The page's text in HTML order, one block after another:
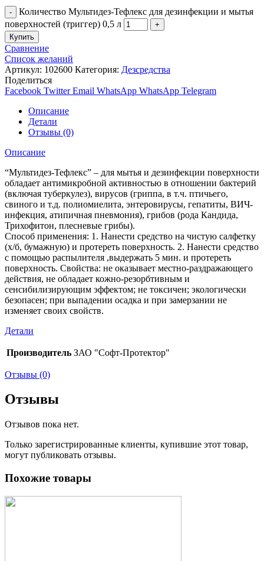
Количество Мультидез-Тефлекс для дезинфекции и мытья
поверхностей (триггер) 0,5 л
Купить
Сравнение
Список желаний
Артикул: 102600 Категория: Дезсредства
Поделиться
Facebook Twitter Email WhatsApp WhatsApp Telegram
Описание
Детали
Отзывы (0)
Описание
“Мультидез-Тефлекс” – для мытья и дезинфекции поверхности
обладает антимикробной активностью в отношении бактерий
(включая туберкулез), вирусов (гриппа, в т.ч. птичьего,
свиного и т.д. полиомиелита, энтеровирусы, гепатиты, ВИЧ-
инфекция, атипичная пневмония), грибов (рода Кандида,
Трихофитон, плесневые грибы).
Способ применения: 1. Нанести средство на чистую салфетку
(х/б, бумажную) и протереть поверхность. 2. Нанести средство
с помощью распылителя ,выдержать 5 мин. и протереть
поверхность. Свойства: не оказывает местно-раздражающего
действия, не обладает кожно-резорбтивным и
сенсибилизирующим эффектом; не токсичен; экологически
безопасен; при выпадении осадка и при замерзании не
изменяет своих свойств.
Детали
Производитель ЗАО "Софт-Протектор"
Отзывы (0)
Отзывы
Отзывов пока нет.
Только зарегистрированные клиенты, купившие этот товар,
могут публиковать отзывы.
Похожие товары